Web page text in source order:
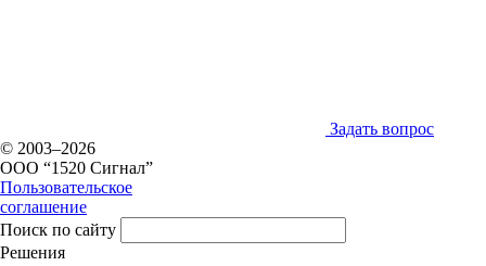
Задать вопрос
© 2003–2026
ООО “1520 Сигнал”
Пользовательское
соглашение
Поиск по сайту
Решения